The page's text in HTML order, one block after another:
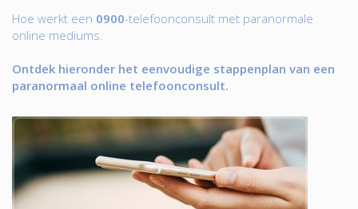
Hoe werkt een 0900-telefoonconsult met paranormale
online mediums.
Ontdek hieronder het eenvoudige stappenplan van een
paranormaal online telefoonconsult.